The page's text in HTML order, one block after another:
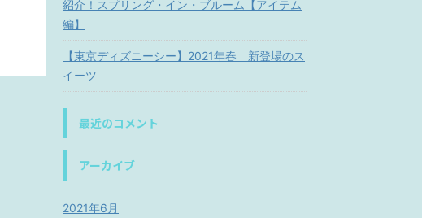
紹介！スプリング・イン・ブルーム【アイテム
編】
【東京ディズニーシー】2021年春 新登場のス
イーツ
最近のコメント
アーカイブ
2021年6月